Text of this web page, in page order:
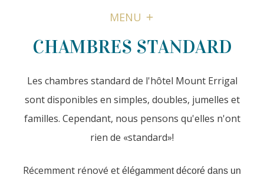
MENU
CHAMBRES STANDARD
Les chambres standard de l'hôtel Mount Errigal
sont disponibles en simples, doubles, jumelles et
familles. Cependant, nous pensons qu'elles n'ont
rien de «standard»!
Récemment rénové et élégamment décoré dans un